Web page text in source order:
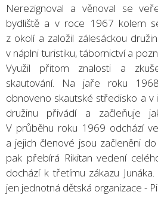
Nerezignoval a věnoval se
bydliště a v roce 1967 kolem
z okolí a založil zálesáckou
v náplni turistiku, tábornictví a
Využil přitom znalosti a
skautování. Na jaře roku
obnoveno skautské středisko a v
družinu přivádí a začleňuje
V průběhu roku 1969 odchází
a jejich členové jsou začleněni
pak přebírá Rikitan vedení
dochází k třetímu zákazu
jen jednotná dětská organizace -